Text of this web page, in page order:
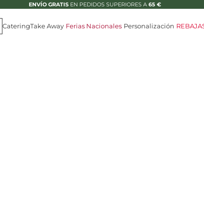
ENVÍO GRATIS EN PEDIDOS SUPERIORES A 65 €
CateringTake Away Ferias Nacionales Personalización